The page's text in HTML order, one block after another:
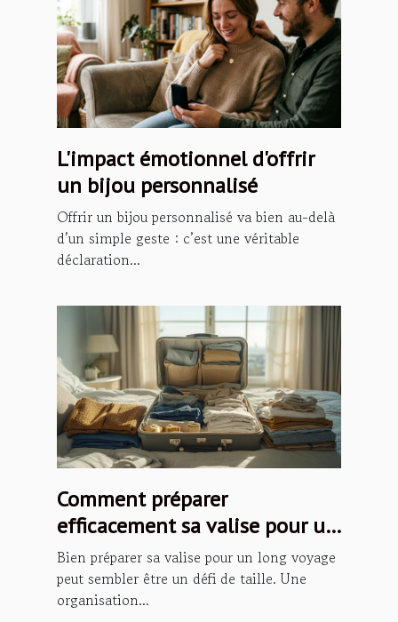
L'impact émotionnel d'offrir
un bijou personnalisé
Offrir un bijou personnalisé va bien au-delà
d’un simple geste : c’est une véritable
déclaration...
Comment préparer
efficacement sa valise pour un
long voyage ?
Bien préparer sa valise pour un long voyage
peut sembler être un défi de taille. Une
organisation...